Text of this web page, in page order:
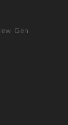
Gen